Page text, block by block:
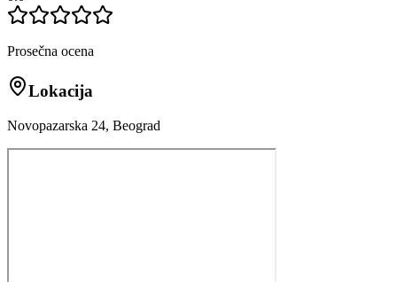
Prosečna ocena
Lokacija
Novopazarska 24, Beograd